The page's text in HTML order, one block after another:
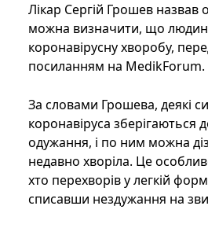
Лікар Сергій Грошев назвав
можна визначити, що
коронавірусну хворобу,
посиланням на MedikForum.
За словами Грошева, деякі
коронавіруса зберігаються
одужання, і по ним можна
недавно хворіла. Це
хто перехворів у легкій
списавши нездужання на